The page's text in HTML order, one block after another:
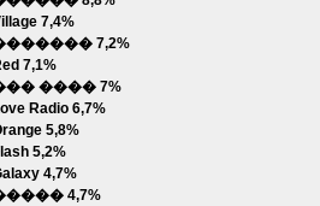
7,4%
7,2%
7,1%
���� 7%
Radio 6,7%
5,8%
5,2%
4,7%
4,7%